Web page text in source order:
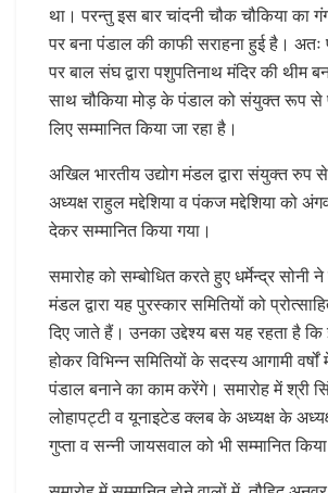
था। परन्तु इस बार चांदनी चौक चौकिया का
पर बना पंडाल की काफी सराहना हुई है।
पर बाल संघ द्वारा पशुपतिनाथ मंदिर की थीम
साथ चौकिया मोड़ के पंडाल को संयुक्त रूप
लिए सम्मानित किया जा रहा है।
अखिल भारतीय उद्योग मंडल द्वारा संयुक्त रुप
अध्यक्ष राहुल मद्देशिया व पंकज मद्देशिया को
देकर सम्मानित किया गया।
समारोह को सम्बोधित करते हुए धर्मेन्द्र सोनी ने
मंडल द्वारा यह पुरस्कार समितियों को
दिए जाते हैं। उनका उद्देश्य बस यह रहता है
होकर विभिन्न समितियों के सदस्य आगामी
पंडाल बनाने का काम करेंगे। समारोह में श्री
लोहापट्टी व यूनाइटेड क्लब के अध्यक्ष के
गुप्ता व सन्नी जायसवाल को भी सम्मानित